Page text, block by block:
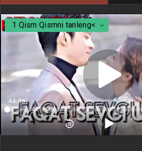
44:56
1 Qism Qismni tanleng<
1 Qism Qismni tanleng<
4 Qism
5 Qism
6 Qism
7 Qism
8 Qism